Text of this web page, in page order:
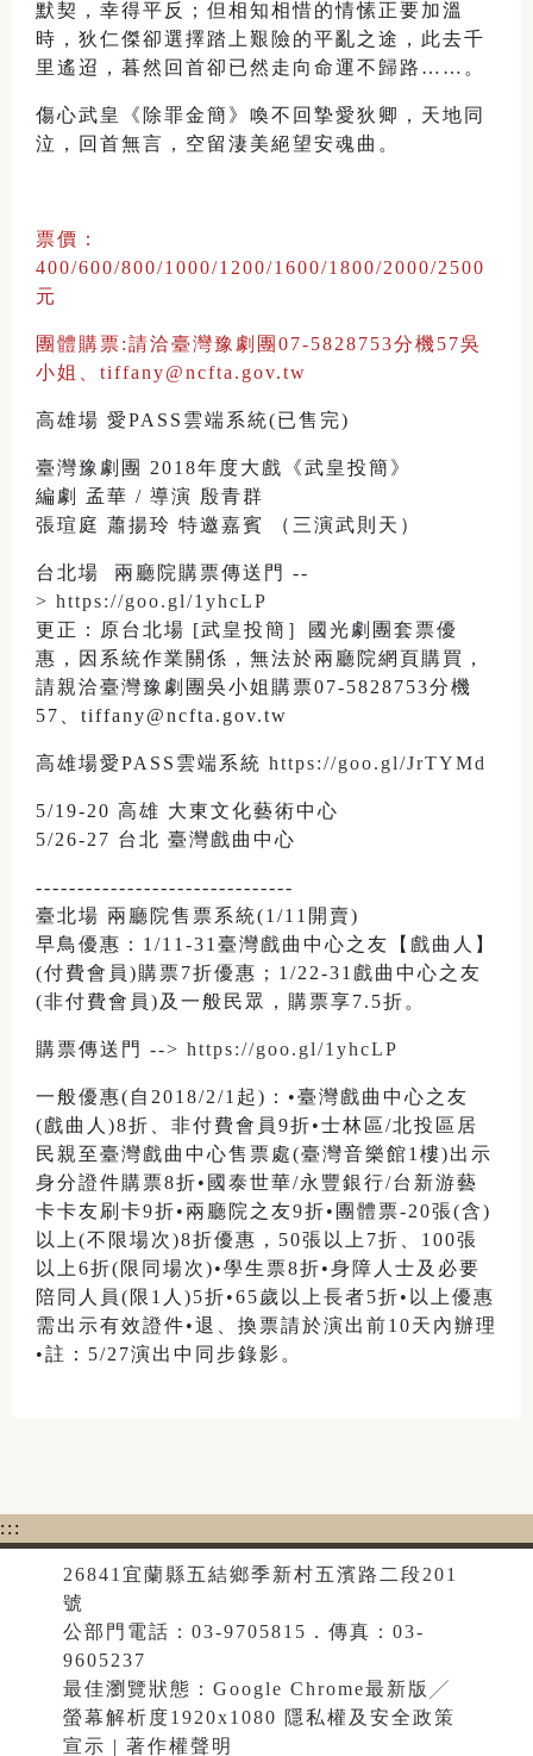
默契，幸得平反；但相知相惜的情愫正要加溫
時，狄仁傑卻選擇踏上艱險的平亂之途，此去千
里遙迢，暮然回首卻已然走向命運不歸路……。
傷心武皇《除罪金簡》喚不回摯愛狄卿，天地同
泣，回首無言，空留淒美絕望安魂曲。
票價：
400/600/800/1000/1200/1600/1800/2000/2500
元
團體購票:請洽臺灣豫劇團07-5828753分機57吳
小姐、tiffany@ncfta.gov.tw
高雄場 愛PASS雲端系統(已售完)
臺灣豫劇團 2018年度大戲《武皇投簡》
編劇 孟華 / 導演 殷青群
張瑄庭 蕭揚玲 特邀嘉賓 （三演武則天）
台北場 兩廳院購票傳送門 --
> https://goo.gl/1yhcLP
更正：原台北場 [武皇投簡］國光劇團套票優
惠，因系統作業關係，無法於兩廳院網頁購買，
請親洽臺灣豫劇團吳小姐購票07-5828753分機
57、tiffany@ncfta.gov.tw
高雄場愛PASS雲端系統 https://goo.gl/JrTYMd
5/19-20 高雄 大東文化藝術中心
5/26-27 台北 臺灣戲曲中心
-------------------------------
臺北場 兩廳院售票系統(1/11開賣)
早鳥優惠：1/11-31臺灣戲曲中心之友【戲曲人】
(付費會員)購票7折優惠；1/22-31戲曲中心之友
(非付費會員)及一般民眾，購票享7.5折。
購票傳送門 --> https://goo.gl/1yhcLP
一般優惠(自2018/2/1起)：•臺灣戲曲中心之友
(戲曲人)8折、非付費會員9折•士林區/北投區居
民親至臺灣戲曲中心售票處(臺灣音樂館1樓)出示
身分證件購票8折•國泰世華/永豐銀行/台新游藝
卡卡友刷卡9折•兩廳院之友9折•團體票-20張(含)
以上(不限場次)8折優惠，50張以上7折、100張
以上6折(限同場次)•學生票8折•身障人士及必要
陪同人員(限1人)5折•65歲以上長者5折•以上優惠
需出示有效證件•退、換票請於演出前10天內辦理
•註：5/27演出中同步錄影。
:::
26841宜蘭縣五結鄉季新村五濱路二段201
號
公部門電話：03-9705815．傳真：03-
9605237
最佳瀏覽狀態：Google Chrome最新版╱
螢幕解析度1920x1080 隱私權及安全政策
宣示 | 著作權聲明